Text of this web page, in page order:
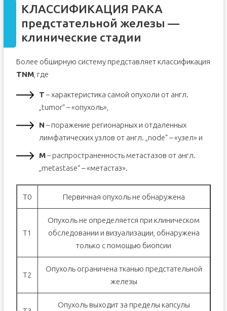
КЛАССИФИКАЦИЯ РАКА
предстательной железы —
клинические стадии
Более обширную систему представляет классификация
TNM, где
T – характеристика самой опухоли от англ.
„tumor“ – «опухоль»,
N – поражение регионарных и отдаленных
лимфатических узлов от англ. „node“ – «узел» и
M– распространенность метастазов от англ.
„metastase“ – «метастаз».
Т0 Первичная опухоль не обнаружена
Т1
Опухоль не определяется при клиническом
обследовании и визуализации, обнаружена
только с помощью биопсии
Т2
Опухоль ограничена тканью предстательной
железы
Опухоль выходит за пределы капсулы